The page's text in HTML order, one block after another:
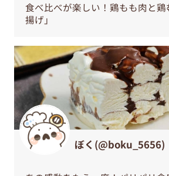
食べ比べが楽しい！鶏もも肉と鶏
揚げ」
ぼく(@boku_5656)